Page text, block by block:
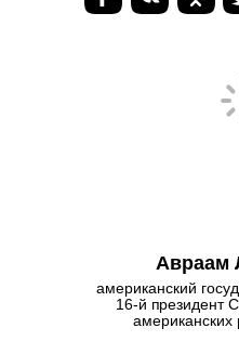
Авраам
американский
16-й президент
американских